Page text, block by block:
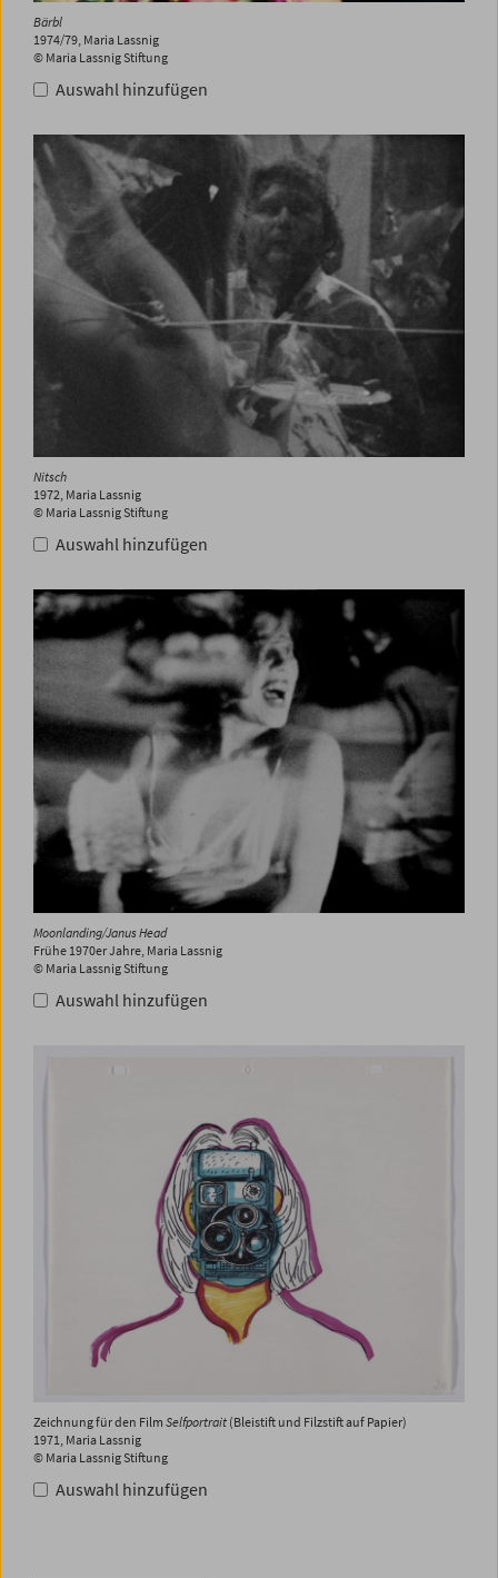
Bärbl
1974/79, Maria Lassnig
© Maria Lassnig Stiftung
Auswahl hinzufügen
Nitsch
1972, Maria Lassnig
© Maria Lassnig Stiftung
Auswahl hinzufügen
Moonlanding/Janus Head
Frühe 1970er Jahre, Maria Lassnig
© Maria Lassnig Stiftung
Auswahl hinzufügen
Zeichnung für den Film Selfportrait (Bleistift und Filzstift auf Papier)
1971, Maria Lassnig
© Maria Lassnig Stiftung
Auswahl hinzufügen